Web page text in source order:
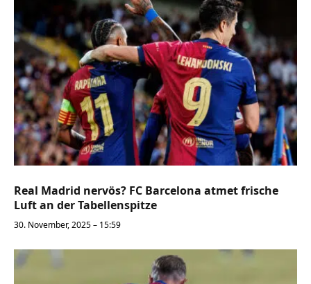
Real Madrid nervös? FC Barcelona atmet frische
Luft an der Tabellenspitze
30. November, 2025 – 15:59